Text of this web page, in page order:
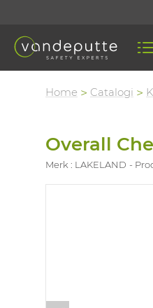
Home Catalogi
Overall
Merk : LAKELAND